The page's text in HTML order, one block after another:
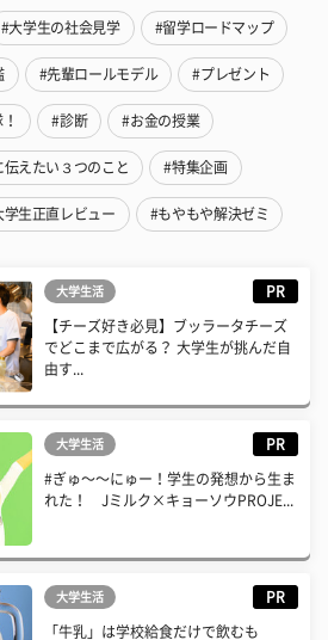
#大学生の社会見学 #留学ロードマップ
#先輩ロールモデル #プレゼント
#診断 #お金の授業
伝えたい３つのこと #特集企画
学生正直レビュー #もやもや解決ゼミ
大学生活 PR
【チーズ好き必見】ブッラータチーズ
でどこまで広がる？ 大学生が挑んだ自
由す...
大学生活 PR
#ぎゅ〜〜にゅー！学生の発想から生ま
れた！ Jミルク×キョーソウPROJE...
大学生活 PR
「牛乳」は学校給食だけで飲むも